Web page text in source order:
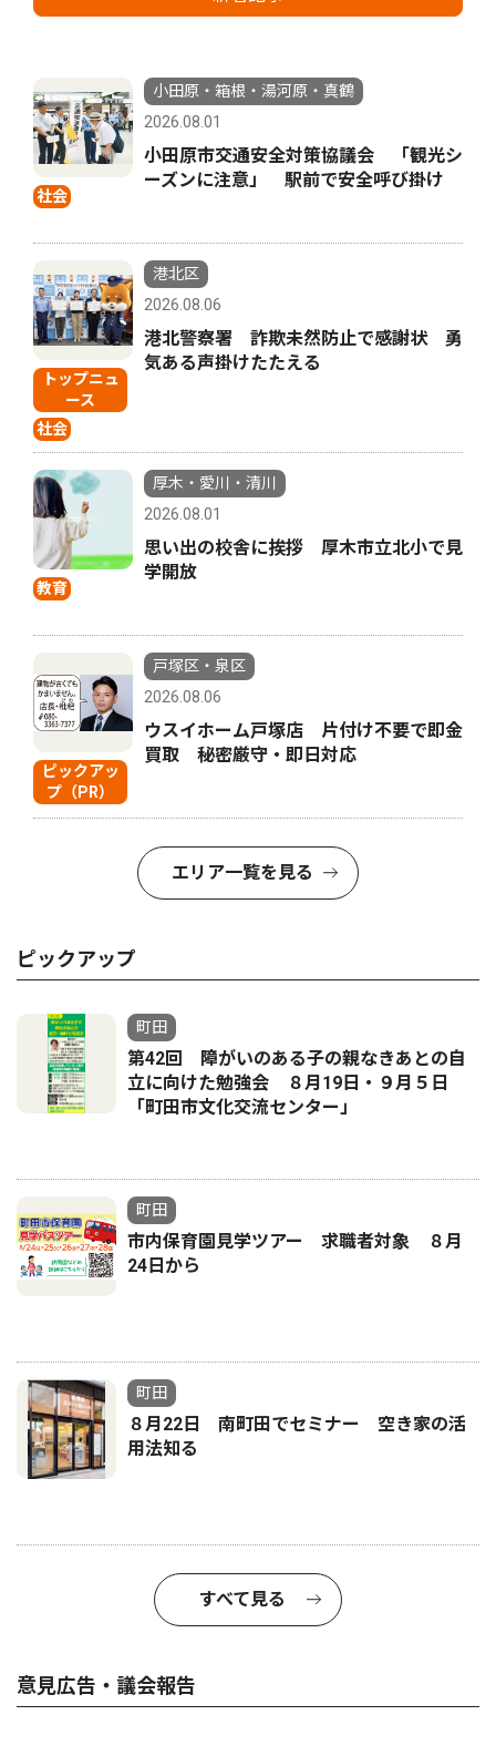
社会
小田原・箱根・湯河原・真鶴
2026.08.01
小田原市交通安全対策協議会 「観光シ
ーズンに注意」 駅前で安全呼び掛け
トップニュ
ース
社会
港北区
2026.08.06
港北警察署 詐欺未然防止で感謝状 勇
気ある声掛けたたえる
教育
厚木・愛川・清川
2026.08.01
思い出の校舎に挨拶 厚木市立北小で見
学開放
ピックアッ
プ（PR）
戸塚区・泉区
2026.08.06
ウスイホーム戸塚店 片付け不要で即金
買取 秘密厳守・即日対応
エリア一覧を見る
ピックアップ
町田
第42回 障がいのある子の親なきあとの自
立に向けた勉強会 ８月19日・９月５日
「町田市文化交流センター」
町田
市内保育園見学ツアー 求職者対象 ８月
24日から
町田
８月22日 南町田でセミナー 空き家の活
用法知る
すべて見る
意見広告・議会報告